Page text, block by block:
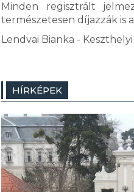
Minden regisztrált
természetesen díjazzák is
Lendvai Bianka -
HÍRKÉPEK